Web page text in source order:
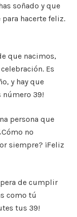
soñado y que
hacerte feliz.
que nacimos,
Es
y hay que
39!
persona que
no
siempre? ¡Feliz
de cumplir
como tú
tus 39!